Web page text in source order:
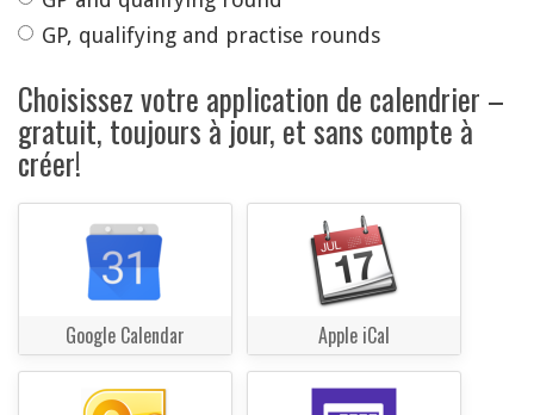
GP, qualifying and practise rounds
Choisissez votre application de calendrier –
gratuit, toujours à jour, et sans compte à
créer!
Google Calendar Apple iCal